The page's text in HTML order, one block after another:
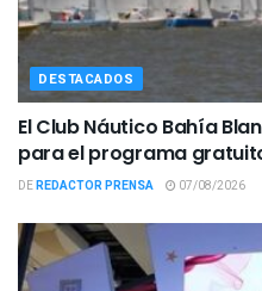
DESTACADOS
El Club Náutico Bahía
para el programa
DEREDACTOR PRENSA 07/08/2026